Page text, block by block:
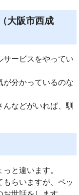
大阪市西成
サービスをやってい
が分かっているのな
などがいれば、馴
と違います。
らいますが、ペッ